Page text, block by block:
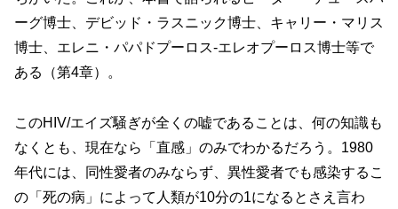
ーグ博士、デビッド・ラスニック博士、キャリー・マリス
博士、エレニ・パパドプーロス-エレオプーロス博士等で
ある（第4章）。
このHIV/エイズ騒ぎが全くの嘘であることは、何の知識も
なくとも、現在なら「直感」のみでわかるだろう。1980
年代には、同性愛者のみならず、異性愛者でも感染するこ
の「死の病」によって人類が10分の1になるとさえ言わ